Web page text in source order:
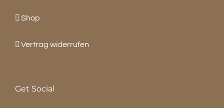
Shop
Vertrag widerrufen
Get Social